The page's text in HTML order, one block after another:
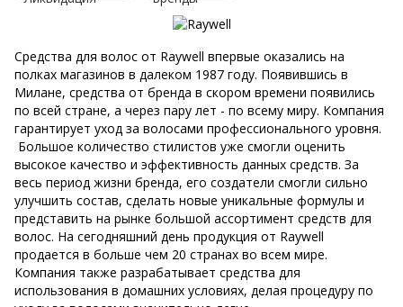
Средства для волос от Raywell впервые оказались на
полках магазинов в далеком 1987 году. Появившись в
Милане, средства от бренда в скором времени появились
по всей стране, а через пару лет - по всему миру. Компания
гарантирует уход за волосами профессионального уровня.
Большое количество стилистов уже смогли оценить
высокое качество и эффективность данных средств. За
весь период жизни бренда, его создатели смогли сильно
улучшить состав, сделать новые уникальные формулы и
представить на рынке большой ассортимент средств для
волос. На сегодняшний день продукция от Raywell
продается в больше чем 20 странах во всем мире.
Компания также разрабатывает средства для
использования в домашних условиях, делая процедуру по